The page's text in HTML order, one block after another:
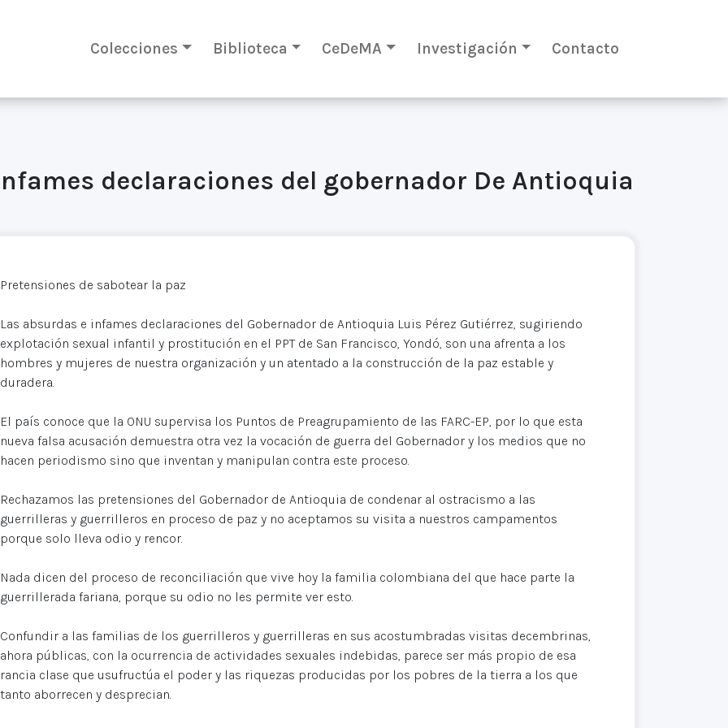
Colecciones Biblioteca CeDeMA Investigación Contacto
declaraciones del gobernador De Antioquia
Pretensiones de sabotear la paz
Las absurdas e infames declaraciones del Gobernador de Antioquia Luis Pérez Gutiérrez, sugiriendo
explotación sexual infantil y prostitución en el PPT de San Francisco, Yondó, son una afrenta a los
hombres y mujeres de nuestra organización y un atentado a la construcción de la paz estable y
duradera.
El país conoce que la ONU supervisa los Puntos de Preagrupamiento de las FARC-EP, por lo que esta
nueva falsa acusación demuestra otra vez la vocación de guerra del Gobernador y los medios que no
hacen periodismo sino que inventan y manipulan contra este proceso.
Rechazamos las pretensiones del Gobernador de Antioquia de condenar al ostracismo a las
guerrilleras y guerrilleros en proceso de paz y no aceptamos su visita a nuestros campamentos
porque solo lleva odio y rencor.
Nada dicen del proceso de reconciliación que vive hoy la familia colombiana del que hace parte la
guerrillerada fariana, porque su odio no les permite ver esto.
Confundir a las familias de los guerrilleros y guerrilleras en sus acostumbradas visitas decembrinas,
ahora públicas, con la ocurrencia de actividades sexuales indebidas, parece ser más propio de esa
rancia clase que usufructúa el poder y las riquezas producidas por los pobres de la tierra a los que
tanto aborrecen y desprecian.